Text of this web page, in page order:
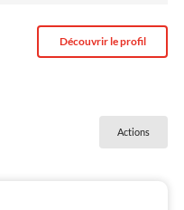
Découvrir le profil
Actions